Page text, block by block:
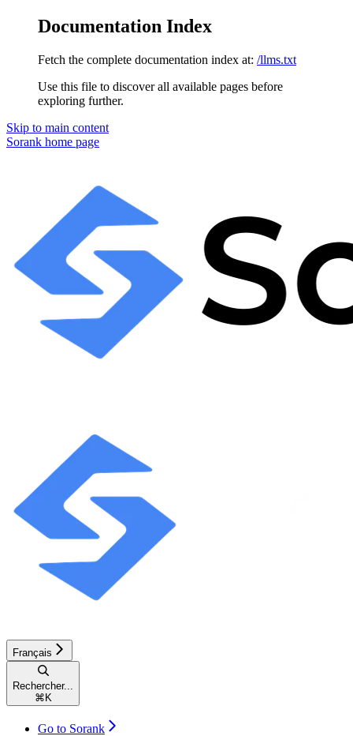
Documentation Index
Fetch the complete documentation index at: /llms.txt
Use this file to discover all available pages before
exploring further.
Skip to main content
Sorank home page
Français
Rechercher...
⌘ K
Go to Sorank